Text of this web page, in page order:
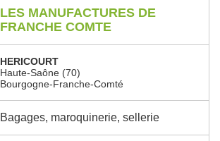
LES MANUFACTURES DE
FRANCHE COMTE
HERICOURT
Haute-Saône (70)
Bourgogne-Franche-Comté
Bagages, maroquinerie, sellerie